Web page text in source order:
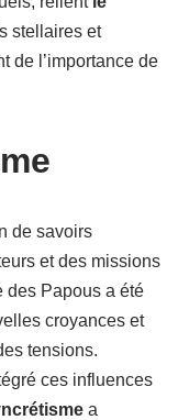
stellaires et
de l’importance de
de savoirs
et des missions
des Papous a été
croyances et
tensions.
ces influences
a